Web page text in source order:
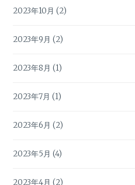
2023年10月 (2)
2023年9月 (2)
2023年8月 (1)
2023年7月 (1)
2023年6月 (2)
2023年5月 (4)
2023年4月 (2)